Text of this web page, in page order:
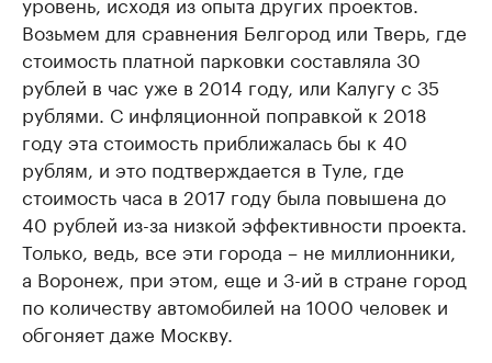
Возьмем для сравнения Белгород или Тверь, где
стоимость платной парковки составляла 30
рублей в час уже в 2014 году, или Калугу с 35
рублями. С инфляционной поправкой к 2018
году эта стоимость приближалась бы к 40
рублям, и это подтверждается в Туле, где
стоимость часа в 2017 году была повышена до
40 рублей из-за низкой эффективности проекта.
Только, ведь, все эти города – не миллионники,
а Воронеж, при этом, еще и 3-ий в стране город
по количеству автомобилей на 1000 человек и
обгоняет даже Москву.